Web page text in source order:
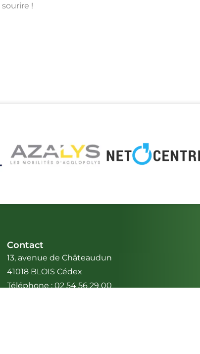
!
Contact
13, avenue de Châteaudun
41018 BLOIS Cédex
Téléphone : 02 54 56 29 00